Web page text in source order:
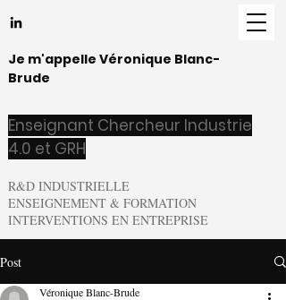
Je m'appelle Véronique Blanc-
Brude
Enseignant Chercheur Industrie
4.0 et GRH
R&D INDUSTRIELLE
ENSEIGNEMENT & FORMATION
INTERVENTIONS EN ENTREPRISE
Post
Véronique Blanc-Brude